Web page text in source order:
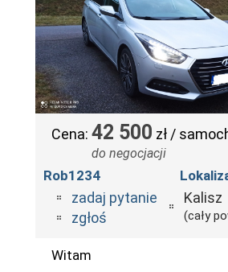
Cena: 42 500 zł /
do negocjacji
Rob1234
zadaj pytanie
zgłoś
Kalisz
(cały
Witam